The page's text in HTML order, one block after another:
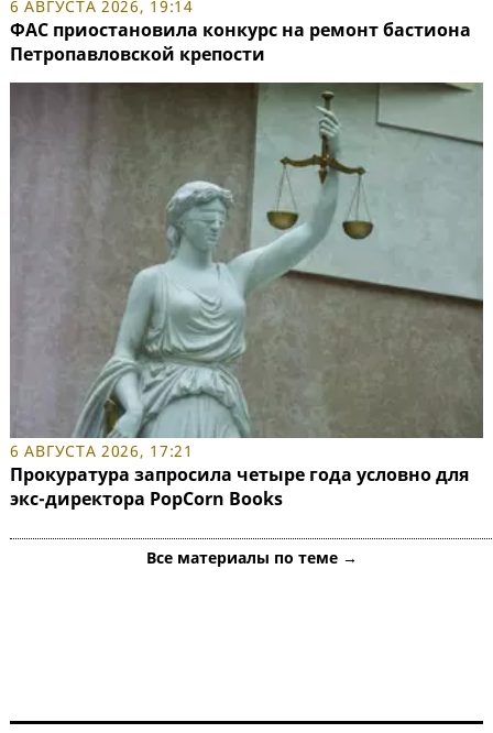
6 АВГУСТА 2026, 19:14
ФАС приостановила конкурс на ремонт бастиона
Петропавловской крепости
6 АВГУСТА 2026, 17:21
Прокуратура запросила четыре года условно для
экс-директора PopCorn Books
Все материалы по теме →